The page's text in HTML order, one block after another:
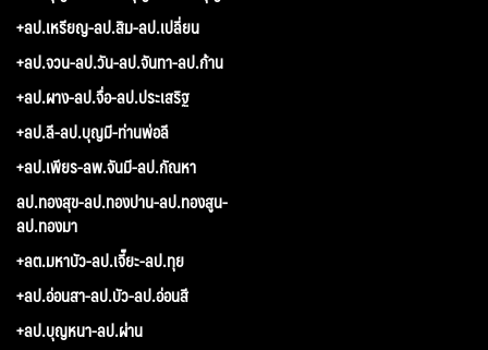
+ลป.เหรียญ-ลป.สิม-ลป.เปลี่ยน
+ลป.จวน-ลป.วัน-ลป.จันทา-ลป.ก้าน
+ลป.ผาง-ลป.จื่อ-ลป.ประเสริฐ
+ลป.ลี-ลป.บุญมี-ท่านพ่อลี
+ลป.เพียร-ลพ.จันมี-ลป.กัณหา
ลป.ทองสุข-ลป.ทองปาน-ลป.ทองสูน-
ลป.ทองมา
+ลต.มหาบัว-ลป.เจี๊ยะ-ลป.ทุย
+ลป.อ่อนสา-ลป.บัว-ลป.อ่อนสี
+ลป.บุญหนา-ลป.ผ่าน